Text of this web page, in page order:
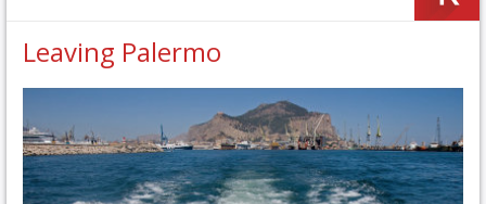
Leaving Palermo